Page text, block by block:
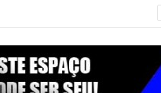
segunda-feira (10)